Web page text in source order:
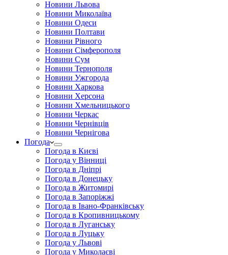
Новини Львова
Новини Миколаїва
Новини Одеси
Новини Полтави
Новини Рівного
Новини Сімферополя
Новини Сум
Новини Тернополя
Новини Ужгорода
Новини Харкова
Новини Херсона
Новини Хмельницького
Новини Черкас
Новини Чернівців
Новини Чернігова
Погода
Погода в Києві
Погода у Вінниці
Погода в Дніпрі
Погода в Донецьку
Погода в Житомирі
Погода в Запоріжжі
Погода в Івано-Франківську
Погода в Кропивницькому
Погода в Луганську
Погода в Луцьку
Погода у Львові
Погода у Миколаєві